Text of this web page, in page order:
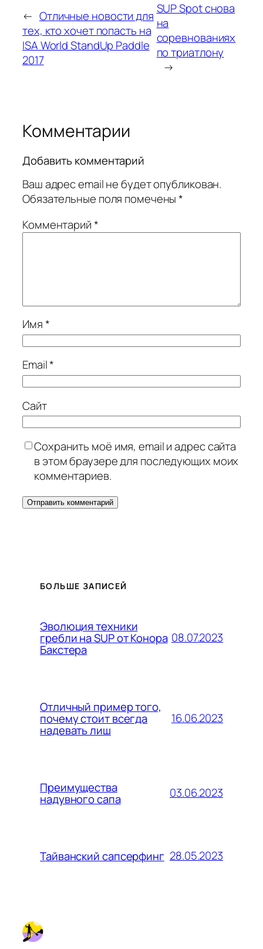
← Отличные новости для
тех, кто хочет попасть на
ISA World StandUp Paddle
2017
SUP Spot снова
на
соревнованиях
по триатлону
→
Комментарии
Добавить комментарий
Ваш адрес email не будет опубликован.
Обязательные поля помечены*
Комментарий*
Имя*
Email*
Сайт
Сохранить моё имя, email и адрес сайта
в этом браузере для последующих моих
комментариев.
БОЛЬШЕ ЗАПИСЕЙ
Эволюция техники
гребли на SUP от Конора
Бакстера
08.07.2023
Отличный пример того,
почему стоит всегда
надевать лиш
16.06.2023
Преимущества
надувного сапа 03.06.2023
Тайванский сапсерфинг 28.05.2023